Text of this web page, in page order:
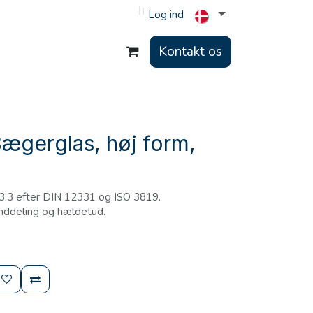
Log ind
Kontakt os
høj form,
efter DIN 12331 og ISO 3819.
og hældetud.